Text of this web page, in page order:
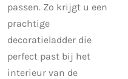
passen. Zo krijgt u een
prachtige
decoratieladder die
perfect past bij het
interieur van de